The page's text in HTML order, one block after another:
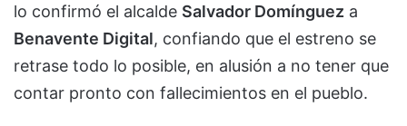
lo confirmó el alcalde Salvador Domínguez a
Benavente Digital, confiando que el estreno se
retrase todo lo posible, en alusión a no tener que
contar pronto con fallecimientos en el pueblo.